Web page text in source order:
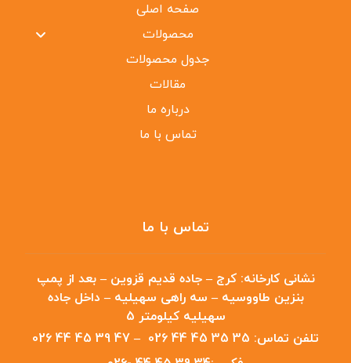
صفحه اصلی
محصولات
جدول محصولات
مقالات
درباره ما
تماس با ما
تماس با ما
نشانی کارخانه:کرج – جاده قدیم قزوین – بعد از پمپ
بنزین طاووسیه – سه راهی سهیلیه – داخل جاده
سهیلیه کیلومتر 5
تلفن تماس: 35 35 45 44 026
–
47 39 45 44 026